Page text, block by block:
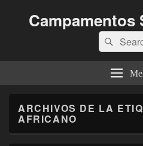
Campamentos
Buscar
por:
ARCHIVOS DE LA
AFRICANO